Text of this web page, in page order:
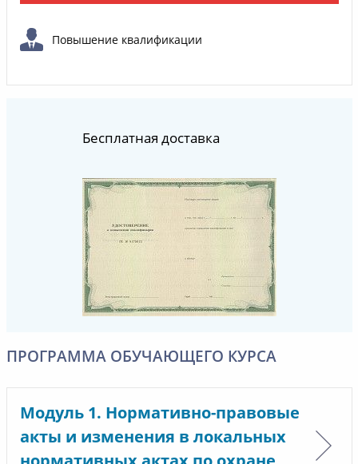
Повышение квалификации
Бесплатная доставка
ПРОГРАММА ОБУЧАЮЩЕГО КУРСА
Модуль 1. Нормативно-правовые
акты и изменения в локальных